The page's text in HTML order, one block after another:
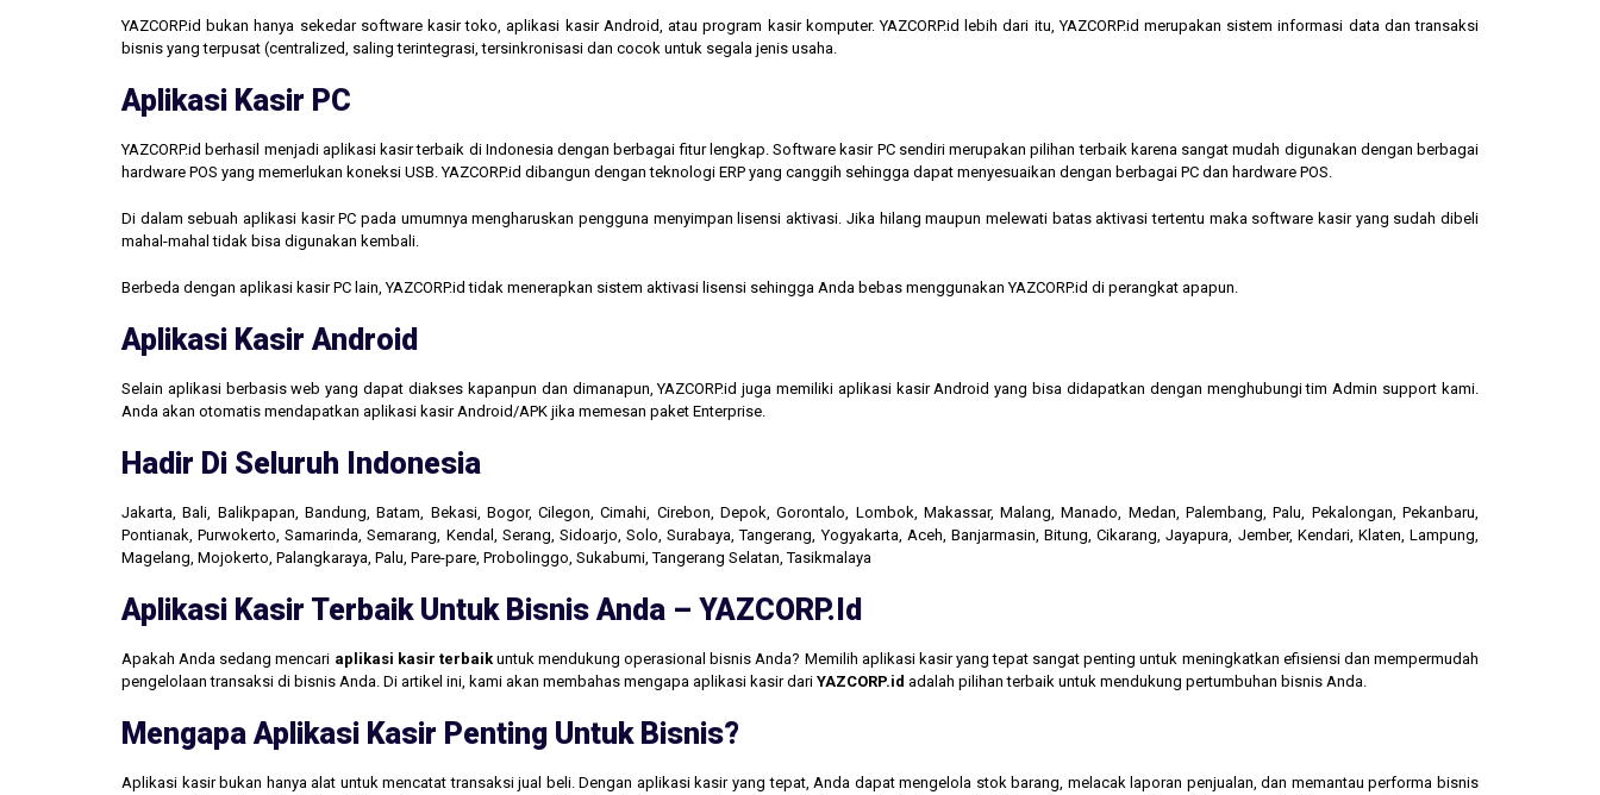
YAZCORP.id bukan hanya sekedar software kasir toko, aplikasi kasir Android, atau program kasir komputer. YAZCORP.id lebih dari itu, YAZCORP.id merupakan sistem informasi data dan transaksi
bisnis yang terpusat (centralized, saling terintegrasi, tersinkronisasi dan cocok untuk segala jenis usaha.
Aplikasi Kasir PC
YAZCORP.id berhasil menjadi aplikasi kasir terbaik di Indonesia dengan berbagai fitur lengkap. Software kasir PC sendiri merupakan pilihan terbaik karena sangat mudah digunakan dengan berbagai
hardware POS yang memerlukan koneksi USB. YAZCORP.id dibangun dengan teknologi ERP yang canggih sehingga dapat menyesuaikan dengan berbagai PC dan hardware POS.
Di dalam sebuah aplikasi kasir PC pada umumnya mengharuskan pengguna menyimpan lisensi aktivasi. Jika hilang maupun melewati batas aktivasi tertentu maka software kasir yang sudah dibeli
mahal-mahal tidak bisa digunakan kembali.
Berbeda dengan aplikasi kasir PC lain, YAZCORP.id tidak menerapkan sistem aktivasi lisensi sehingga Anda bebas menggunakan YAZCORP.id di perangkat apapun.
Aplikasi Kasir Android
Selain aplikasi berbasis web yang dapat diakses kapanpun dan dimanapun, YAZCORP.id juga memiliki aplikasi kasir Android yang bisa didapatkan dengan menghubungi tim Admin support kami.
Anda akan otomatis mendapatkan aplikasi kasir Android/APK jika memesan paket Enterprise.
Hadir Di Seluruh Indonesia
Jakarta, Bali, Balikpapan, Bandung, Batam, Bekasi, Bogor, Cilegon, Cimahi, Cirebon, Depok, Gorontalo, Lombok, Makassar, Malang, Manado, Medan, Palembang, Palu, Pekalongan, Pekanbaru,
Pontianak, Purwokerto, Samarinda, Semarang, Kendal, Serang, Sidoarjo, Solo, Surabaya, Tangerang, Yogyakarta, Aceh, Banjarmasin, Bitung, Cikarang, Jayapura, Jember, Kendari, Klaten, Lampung,
Magelang, Mojokerto, Palangkaraya, Palu, Pare-pare, Probolinggo, Sukabumi, Tangerang Selatan, Tasikmalaya
Aplikasi Kasir Terbaik Untuk Bisnis Anda – YAZCORP.id
Apakah Anda sedang mencari aplikasi kasir terbaikuntuk mendukung operasional bisnis Anda? Memilih aplikasi kasir yang tepat sangat penting untuk meningkatkan efisiensi dan mempermudah
pengelolaan transaksi di bisnis Anda. Di artikel ini, kami akan membahas mengapa aplikasi kasir dari YAZCORP.id adalah pilihan terbaik untuk mendukung pertumbuhan bisnis Anda.
Mengapa Aplikasi Kasir Penting Untuk Bisnis?
Aplikasi kasir bukan hanya alat untuk mencatat transaksi jual beli. Dengan aplikasi kasir yang tepat, Anda dapat mengelola stok barang, melacak laporan penjualan, dan memantau performa bisnis